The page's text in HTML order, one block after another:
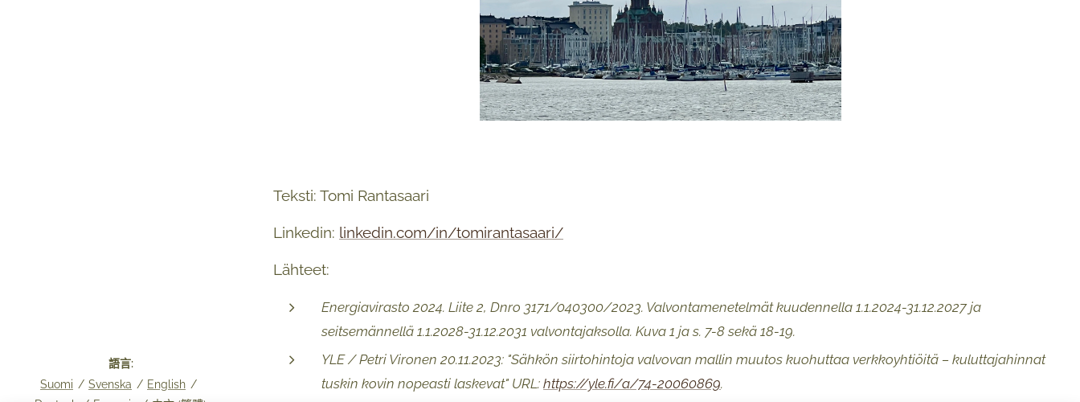
Teksti: Tomi Rantasaari
Linkedin: linkedin.com/in/tomirantasaari/
Lähteet:
Energiavirasto 2024. Liite 2, Dnro 3171/040300/2023. Valvontamenetelmät kuudennella 1.1.2024-31.12.2027 ja
seitsemännellä 1.1.2028-31.12.2031 valvontajaksolla. Kuva 1 ja s. 7-8 sekä 18-19.
YLE / Petri Vironen 20.11.2023: "Sähkön siirtohintoja valvovan mallin muutos kuohuttaa verkkoyhtiöitä – kuluttajahinnat
tuskin kovin nopeasti laskevat" URL: https://yle.fi/a/74-20060869.
語言
Suomi
Svenska
English